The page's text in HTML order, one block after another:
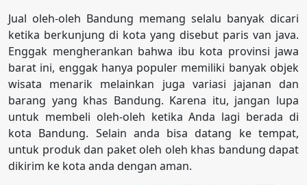
Jual oleh-oleh Bandung memang selalu banyak dicari
ketika berkunjung di kota yang disebut paris van java.
Enggak mengherankan bahwa ibu kota provinsi jawa
barat ini, enggak hanya populer memiliki banyak objek
wisata menarik melainkan juga variasi jajanan dan
barang yang khas Bandung. Karena itu, jangan lupa
untuk membeli oleh-oleh ketika Anda lagi berada di
kota Bandung. Selain anda bisa datang ke tempat,
untuk produk dan paket oleh oleh khas bandung dapat
dikirim ke kota anda dengan aman.